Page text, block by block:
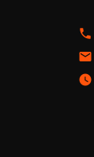
phone
email
watch_later